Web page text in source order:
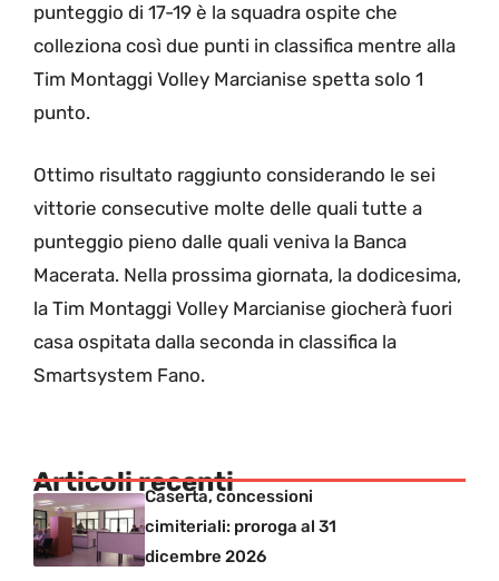
punteggio di 17-19 è la squadra ospite che
colleziona così due punti in classifica mentre alla
Tim Montaggi Volley Marcianise spetta solo 1
punto.
Ottimo risultato raggiunto considerando le sei
vittorie consecutive molte delle quali tutte a
punteggio pieno dalle quali veniva la Banca
Macerata. Nella prossima giornata, la dodicesima,
la Tim Montaggi Volley Marcianise giocherà fuori
casa ospitata dalla seconda in classifica la
Smartsystem Fano.
Articoli recenti
Caserta, concessioni
cimiteriali: proroga al 31
dicembre 2026